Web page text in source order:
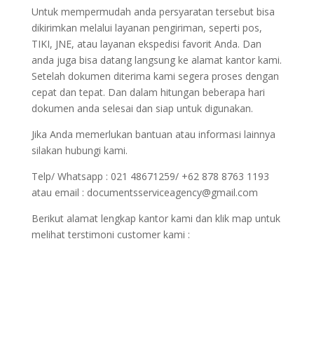
Untuk mempermudah anda persyaratan tersebut bisa
dikirimkan melalui layanan pengiriman, seperti pos,
TIKI, JNE, atau layanan ekspedisi favorit Anda. Dan
anda juga bisa datang langsung ke alamat kantor kami.
Setelah dokumen diterima kami segera proses dengan
cepat dan tepat. Dan dalam hitungan beberapa hari
dokumen anda selesai dan siap untuk digunakan.
Jika Anda memerlukan bantuan atau informasi lainnya
silakan hubungi kami.
Telp/ Whatsapp : 021 48671259/ +62 878 8763 1193
atau email : documentsserviceagency@gmail.com
Berikut alamat lengkap kantor kami dan klik map untuk
melihat terstimoni customer kami :